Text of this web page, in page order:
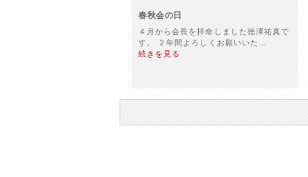
春秋会の日
４月から会長を拝命しました徳澤祐真で
す。 ２年間よろしくお願いいた…
続きを見る